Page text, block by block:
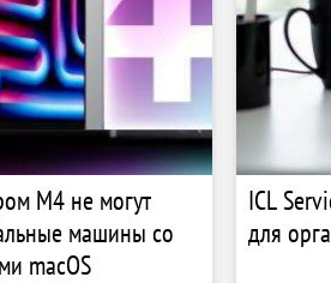
M4 не могут
машины со
macOS
ICL
для